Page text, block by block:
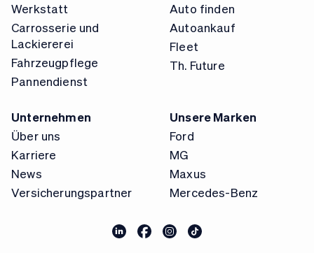
Werkstatt
Carrosserie und
Lackiererei
Fahrzeugpflege
Pannendienst
Auto finden
Autoankauf
Fleet
Th. Future
Unternehmen
Über uns
Karriere
News
Versicherungspartner
Unsere Marken
Ford
MG
Maxus
Mercedes-Benz